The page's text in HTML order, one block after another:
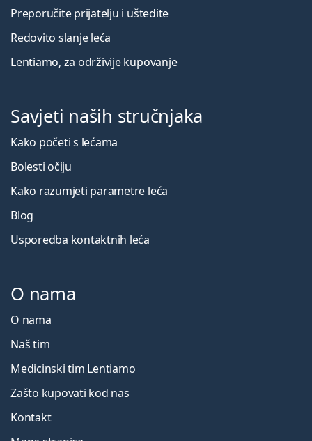
Preporučite prijatelju i uštedite
Redovito slanje leća
Lentiamo, za održivije kupovanje
Savjeti naših stručnjaka
Kako početi s lećama
Bolesti očiju
Kako razumjeti parametre leća
Blog
Usporedba kontaktnih leća
O nama
O nama
Naš tim
Medicinski tim Lentiamo
Zašto kupovati kod nas
Kontakt